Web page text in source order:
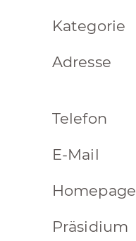
Kategorie
Adresse
Telefon
E-Mail
Homepage
Präsidium